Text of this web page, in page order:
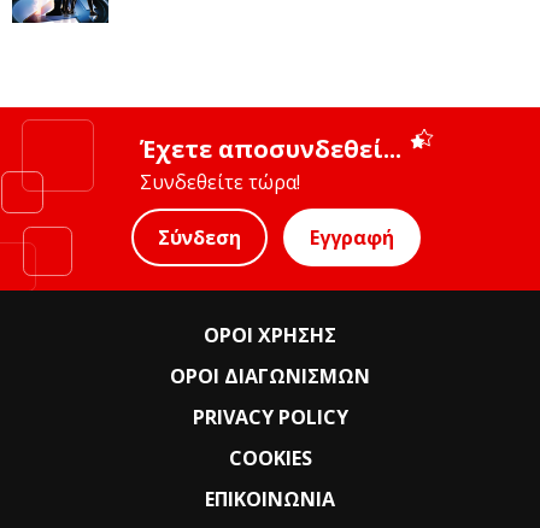
Έχετε αποσυνδεθεί...
Συνδεθείτε τώρα!
Σύνδεση Εγγραφή
ΟΡΟΙ ΧΡΗΣΗΣ
ΟΡΟΙ ΔΙΑΓΩΝΙΣΜΩΝ
PRIVACY POLICY
COOKIES
ΕΠΙΚΟΙΝΩΝΙΑ